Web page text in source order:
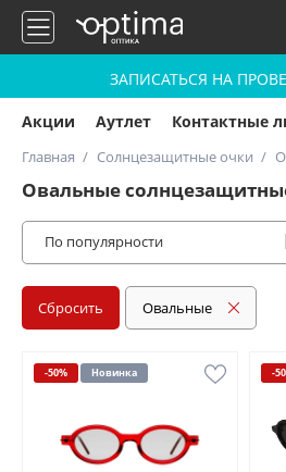
ЗАПИСАТЬСЯ НА
Акции Аутлет Контактные
Главная Солнцезащитные очки
Овальные
По популярности
Сбросить Овальные
-50% Новинка -